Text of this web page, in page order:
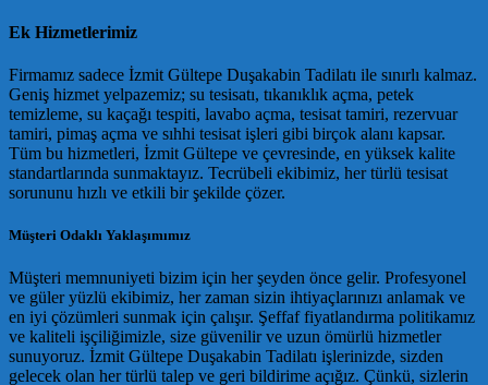
Ek Hizmetlerimiz
Firmamız sadece İzmit Gültepe Duşakabin Tadilatı ile sınırlı kalmaz.
Geniş hizmet yelpazemiz; su tesisatı, tıkanıklık açma, petek
temizleme, su kaçağı tespiti, lavabo açma, tesisat tamiri, rezervuar
tamiri, pimaş açma ve sıhhi tesisat işleri gibi birçok alanı kapsar.
Tüm bu hizmetleri, İzmit Gültepe ve çevresinde, en yüksek kalite
standartlarında sunmaktayız. Tecrübeli ekibimiz, her türlü tesisat
sorununu hızlı ve etkili bir şekilde çözer.
Müşteri Odaklı Yaklaşımımız
Müşteri memnuniyeti bizim için her şeyden önce gelir. Profesyonel
ve güler yüzlü ekibimiz, her zaman sizin ihtiyaçlarınızı anlamak ve
en iyi çözümleri sunmak için çalışır. Şeffaf fiyatlandırma politikamız
ve kaliteli işçiliğimizle, size güvenilir ve uzun ömürlü hizmetler
sunuyoruz. İzmit Gültepe Duşakabin Tadilatı işlerinizde, sizden
gelecek olan her türlü talep ve geri bildirime açığız. Çünkü, sizlerin